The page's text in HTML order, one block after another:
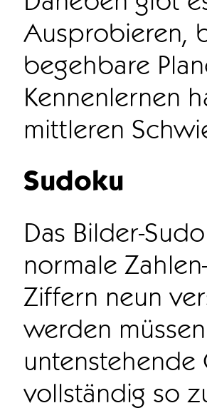
Ausprobieren,
begehbare
Kennenlernen
mittleren
Sudoku
Das Bilder-
normale
Ziffern neun
werden
vollständig so